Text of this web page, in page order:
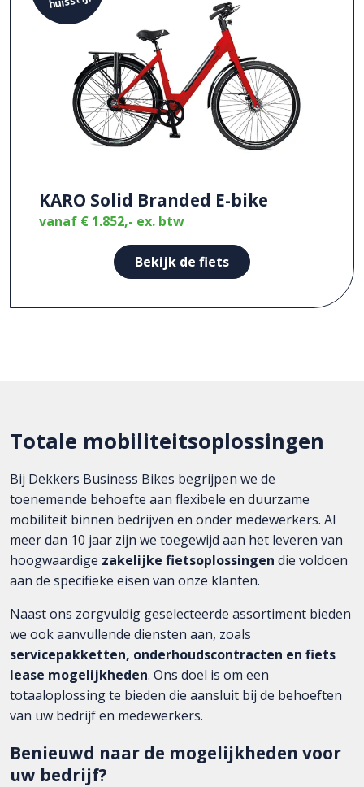
KARO Solid Branded E-bike
vanaf € 1.852,- ex. btw
Bekijk de fiets
Totale mobiliteitsoplossingen
Bij Dekkers Business Bikes begrijpen we de
toenemende behoefte aan flexibele en duurzame
mobiliteit binnen bedrijven en onder medewerkers. Al
meer dan 10 jaar zijn we toegewijd aan het leveren van
hoogwaardige zakelijke fietsoplossingen die voldoen
aan de specifieke eisen van onze klanten.
Naast ons zorgvuldig geselecteerde assortiment bieden
we ook aanvullende diensten aan, zoals
servicepakketten, onderhoudscontracten en fiets
lease mogelijkheden. Ons doel is om een
totaaloplossing te bieden die aansluit bij de behoeften
van uw bedrijf en medewerkers.
Benieuwd naar de mogelijkheden voor
uw bedrijf?